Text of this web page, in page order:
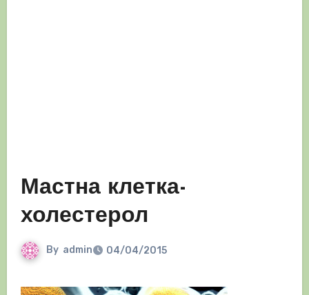
Мастна клетка-
холестерол
By admin 04/04/2015